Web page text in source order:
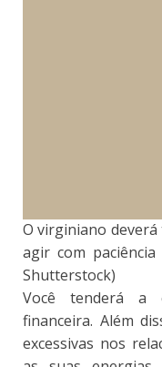
O virginiano
agir com
Shutterstock)
Você tenderá a
financeira. Além
excessivas nos